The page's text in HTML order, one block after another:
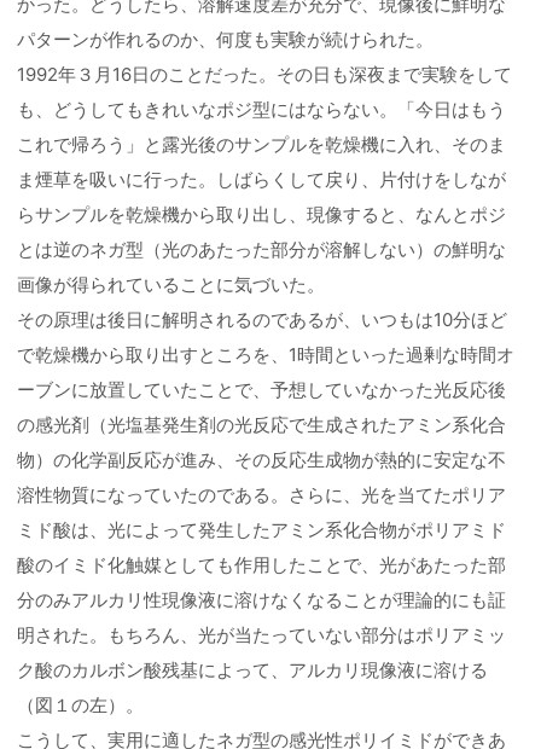
パターンが作れるのか、何度も実験が続けられた。
1992年３月16日のことだった。その日も深夜まで実験をして
も、どうしてもきれいなポジ型にはならない。「今日はもう
これで帰ろう」と露光後のサンプルを乾燥機に入れ、そのま
ま煙草を吸いに行った。しばらくして戻り、片付けをしなが
らサンプルを乾燥機から取り出し、現像すると、なんとポジ
とは逆のネガ型（光のあたった部分が溶解しない）の鮮明な
画像が得られていることに気づいた。
その原理は後日に解明されるのであるが、いつもは10分ほど
で乾燥機から取り出すところを、1時間といった過剰な時間オ
ーブンに放置していたことで、予想していなかった光反応後
の感光剤（光塩基発生剤の光反応で生成されたアミン系化合
物）の化学副反応が進み、その反応生成物が熱的に安定な不
溶性物質になっていたのである。さらに、光を当てたポリア
ミド酸は、光によって発生したアミン系化合物がポリアミド
酸のイミド化触媒としても作用したことで、光があたった部
分のみアルカリ性現像液に溶けなくなることが理論的にも証
明された。もちろん、光が当たっていない部分はポリアミッ
ク酸のカルボン酸残基によって、アルカリ現像液に溶ける
（図１の左）。
こうして、実用に適したネガ型の感光性ポリイミドができあ